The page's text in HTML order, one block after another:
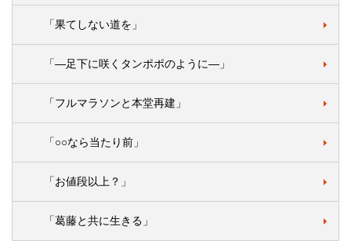
「果てしない道を」
「―足下に咲くタンポポのように―」
「フルマラソンと本堂再建」
「○○なら当たり前」
「お値段以上？」
「葛藤と共に生きる」